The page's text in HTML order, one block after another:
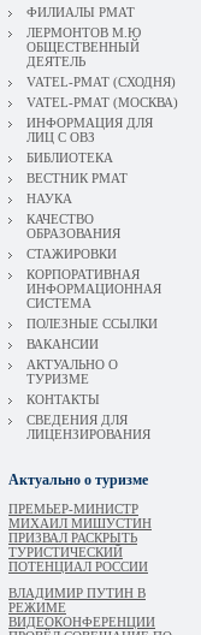
ФИЛИАЛЫ РМАТ
ЛЕРМОНТОВ М.Ю
ОБЩЕСТВЕННЫЙ
ДЕЯТЕЛЬ
VATEL-РМАТ (СХОДНЯ)
VATEL-РМАТ (МОСКВА)
ИНФОРМАЦИЯ ДЛЯ
ЛИЦ С ОВЗ
БИБЛИОТЕКА
ВЕСТНИК РМАТ
НАУКА
КАЧЕСТВО
ОБРАЗОВАНИЯ
СТАЖИРОВКИ
КОРПОРАТИВНАЯ
ИНФОРМАЦИОННАЯ
СИСТЕМА
ПОЛЕЗНЫЕ ССЫЛКИ
ВАКАНСИИ
АКТУАЛЬНО О
ТУРИЗМЕ
КОНТАКТЫ
СВЕДЕНИЯ ДЛЯ
ЛИЦЕНЗИРОВАНИЯ
Актуально о туризме
ПРЕМЬЕР-МИНИСТР
МИХАИЛ МИШУСТИН
ПРИЗВАЛ РАСКРЫТЬ
ТУРИСТИЧЕСКИЙ
ПОТЕНЦИАЛ РОССИИ
ВЛАДИМИР ПУТИН В
РЕЖИМЕ
ВИДЕОКОНФЕРЕНЦИИ